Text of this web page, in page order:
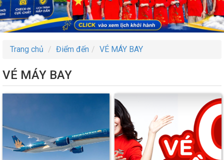
Trang chủ Điểm đến VÉ MÁY BAY
VÉ MÁY BAY